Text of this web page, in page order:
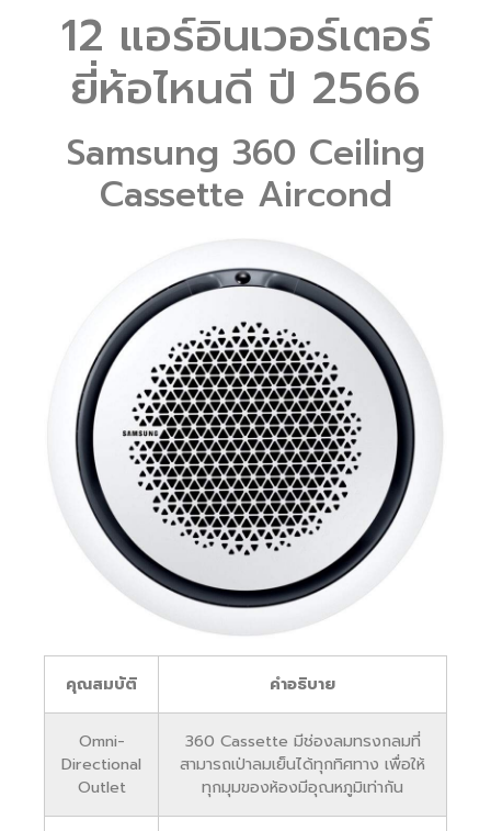
12 แอร์อินเวอร์เตอร์
ยี่ห้อไหนดี ปี 2566
Samsung 360 Ceiling
Cassette Aircond
คุณสมบัติ คำอธิบาย
Omni-
Directional
Outlet
360 Cassette มีช่องลมทรงกลมที่
สามารถเป่าลมเย็นได้ทุกทิศทาง เพื่อให้
ทุกมุมของห้องมีอุณหภูมิเท่ากัน